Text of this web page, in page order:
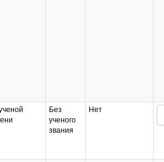
Без
ученого
звания
Нет